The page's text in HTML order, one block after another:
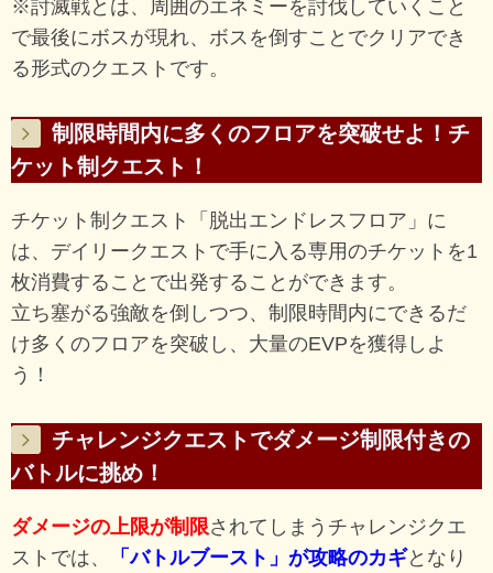
※討滅戦とは、周囲のエネミーを討伐していくこと
で最後にボスが現れ、ボスを倒すことでクリアでき
る形式のクエストです。
制限時間内に多くのフロアを突破せよ！チ
ケット制クエスト！
チケット制クエスト「脱出エンドレスフロア」に
は、デイリークエストで手に入る専用のチケットを1
枚消費することで出発することができます。
立ち塞がる強敵を倒しつつ、制限時間内にできるだ
け多くのフロアを突破し、大量のEVPを獲得しよ
う！
チャレンジクエストでダメージ制限付きの
バトルに挑め！
ダメージの上限が制限されてしまうチャレンジクエ
ストでは、
「バトルブースト」が攻略のカギとなり